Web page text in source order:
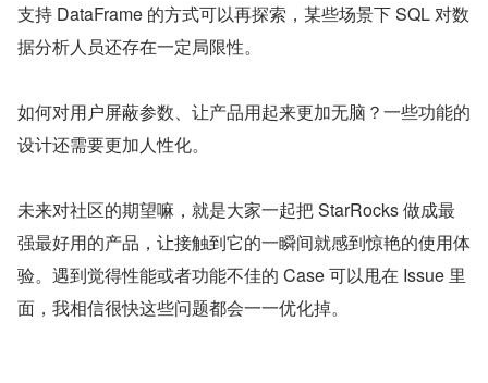
支持 DataFrame 的方式可以再探索，某些场景下 SQL 对数
据分析人员还存在一定局限性。
如何对用户屏蔽参数、让产品用起来更加无脑？一些功能的
设计还需要更加人性化。
未来对社区的期望嘛，就是大家一起把 StarRocks 做成最
强最好用的产品，让接触到它的一瞬间就感到惊艳的使用体
验。遇到觉得性能或者功能不佳的 Case 可以甩在 Issue 里
面，我相信很快这些问题都会一一优化掉。